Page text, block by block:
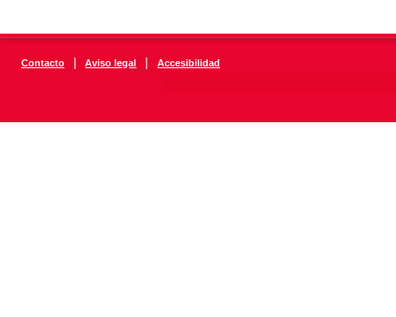
Contacto | Aviso legal | Accesibilidad